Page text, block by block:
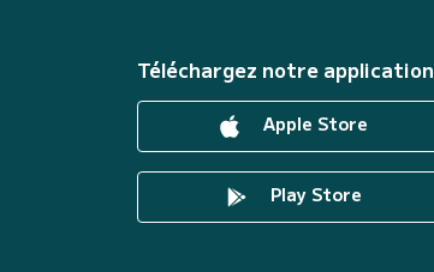
Téléchargez notre application
Apple Store
Play Store